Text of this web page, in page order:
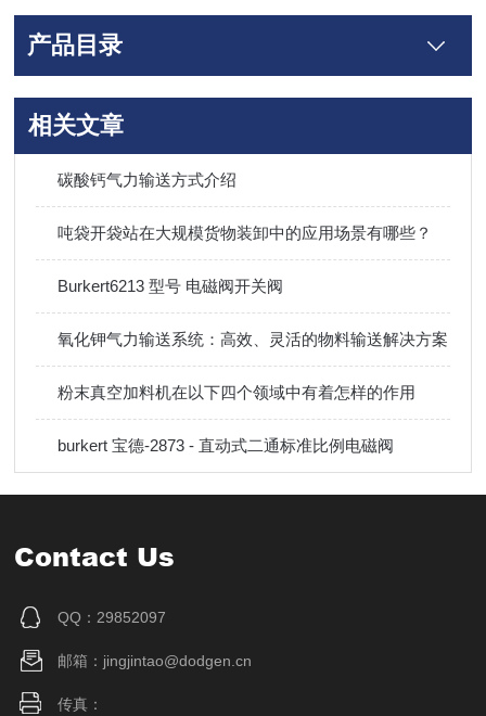
产品目录
相关文章
碳酸钙气力输送方式介绍
吨袋开袋站在大规模货物装卸中的应用场景有哪些？
Burkert6213 型号 电磁阀开关阀
氧化钾气力输送系统：高效、灵活的物料输送解决方案
粉末真空加料机在以下四个领域中有着怎样的作用
burkert 宝德-2873 - 直动式二通标准比例电磁阀
Contact Us
QQ：29852097
邮箱：jingjintao@dodgen.cn
传真：